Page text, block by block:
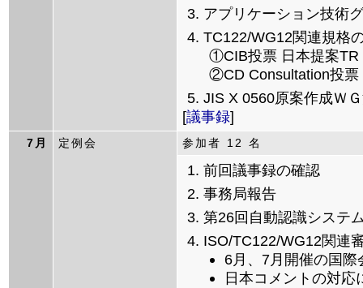
アプリケーション技術
TC122/WG12関連規格
①CIB投票 日本提案TR
②CD Consultation投票
JIS X 0560原案作成Ｗ
[議事録]
7月 定例会 参加者 12 名
前回議事録の確認
事務局報告
第26回自動認識システ
ISO/TC122/WG12関連
6月、7月開催の国際
日本コメントの対応